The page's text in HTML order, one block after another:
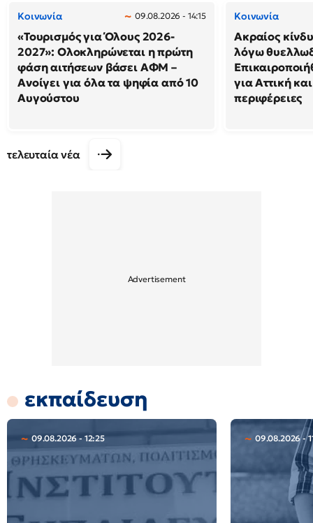
Κοινωνία 09.08.2026 - 14:15
«Τουρισμός για Όλους 2026-
2027»: Ολοκληρώνεται η πρώτη
φάση αιτήσεων βάσει ΑΦΜ –
Ανοίγει για όλα τα ψηφία από 10
Αυγούστου
Κοινωνία
Ακραίος
λόγω
για Αττική
περιφέρειες
τελευταία νέα
εκπαίδευση
09.08.2026 - 12:25 09.08.2026 -